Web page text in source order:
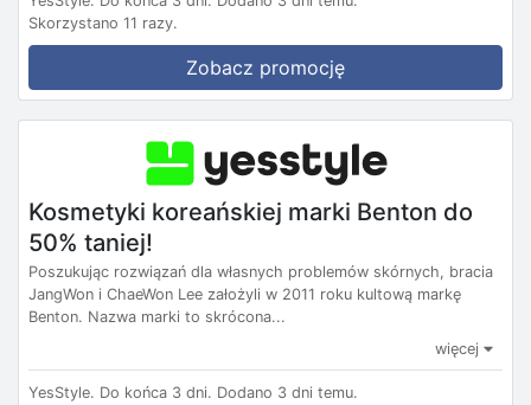
Skorzystano 11 razy.
Zobacz promocję
Kosmetyki koreańskiej marki Benton do
50% taniej!
Poszukując rozwiązań dla własnych problemów skórnych, bracia
JangWon i ChaeWon Lee założyli w 2011 roku kultową markę
Benton. Nazwa marki to skrócona...
więcej
YesStyle. Do końca 3 dni. Dodano 3 dni temu.